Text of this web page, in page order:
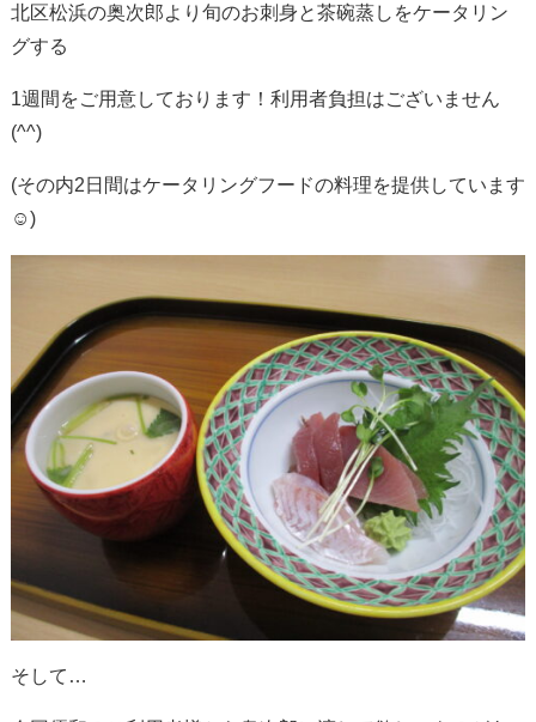
北区松浜の奥次郎より旬のお刺身と茶碗蒸しをケータリン
グする
1週間をご用意しております！利用者負担はございません
(^^)
(その内2日間はケータリングフードの料理を提供しています
☺)
そして…